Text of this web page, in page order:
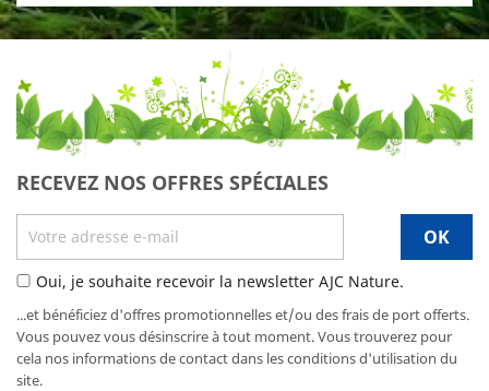
RECEVEZ NOS OFFRES SPÉCIALES
Oui, je souhaite recevoir la newsletter AJC Nature.
...et bénéficiez d'offres promotionnelles et/ou des frais de port offerts.
Vous pouvez vous désinscrire à tout moment. Vous trouverez pour
cela nos informations de contact dans les conditions d'utilisation du
site.